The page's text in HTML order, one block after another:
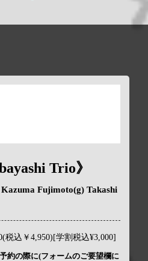
Trio》
Fujimoto(g) Takashi
税込￥4,950)[学割税込¥3,000]
約の際に(フォームのご要望欄に